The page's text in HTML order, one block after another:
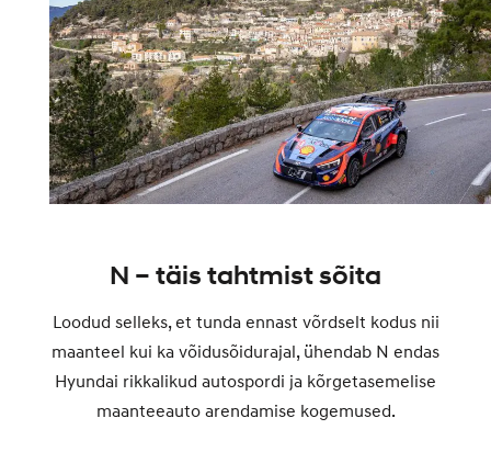
N – täis tahtmist sõita
Loodud selleks, et tunda ennast võrdselt kodus nii
maanteel kui ka võidusõidurajal, ühendab N endas
Hyundai rikkalikud autospordi ja kõrgetasemelise
maanteeauto arendamise kogemused.